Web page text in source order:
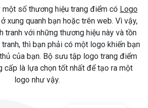
một số thương hiệu trang điểm có Logo
xung quanh bạn hoặc trên web. Vì vậy,
tranh với những thương hiệu này và tồn
thì bạn phải có một logo khiến bạn
của bạn. Bộ sưu tập logo trang điểm
cấp là lựa chọn tốt nhất để tạo ra một
logo như vậy.